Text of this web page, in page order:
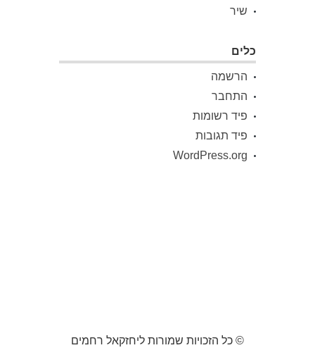
שיר
כלים
הרשמה
התחבר
פיד רשומות
פיד תגובות
WordPress.org
© כל הזכויות שמורות ליחזקאל רחמים